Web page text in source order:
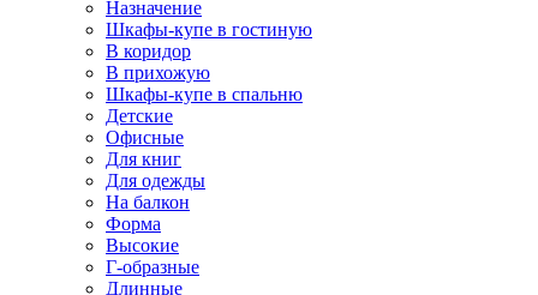
Назначение
Шкафы-купе в гостиную
В коридор
В прихожую
Шкафы-купе в спальню
Детские
Офисные
Для книг
Для одежды
На балкон
Форма
Высокие
Г-образные
Длинные